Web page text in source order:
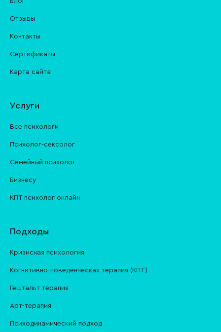
Отзывы
Контакты
Cертификаты
Карта сайта
Услуги
Все психологи
Психолог-сексолог
Семейный психолог
Бизнесу
КПТ психолог онлайн
Подходы
Кризисная психология
Когнитивно-поведенческая терапия (КПТ)
Гештальт терапия
Арт-терапия
Психодинамический подход